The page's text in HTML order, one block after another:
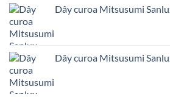
Dây curoa Mitsusumi
Dây curoa Mitsusumi